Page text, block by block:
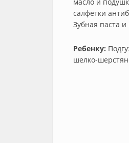
салфетки
Зубная паста
Ребенку:
шелко-